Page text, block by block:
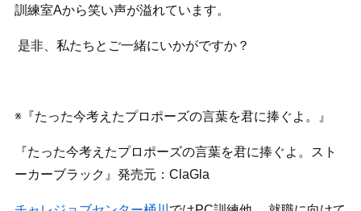
訓練室Aから笑い声が溢れています。
是非、私たちとご一緒にいかがですか？
※『たった今考えたプロポーズの言葉を君に捧ぐよ。』
『たった今考えたプロポーズの言葉を君に捧ぐよ。スト
ーカーブラック』発売元：ClaGla